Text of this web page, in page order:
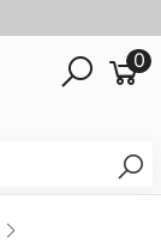
0